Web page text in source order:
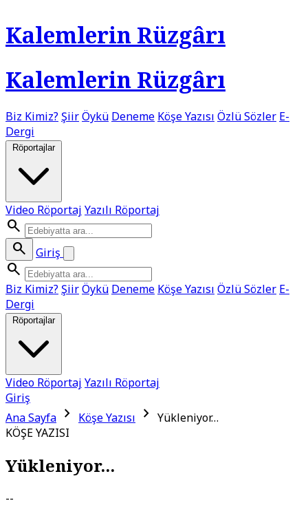
Kalemlerin Rüzgârı
Kalemlerin Rüzgârı
Biz Kimiz? ŞiirÖykü Deneme Köşe Yazısı Özlü Sözler E-
Dergi
Röportajlar
Video Röportaj Yazılı Röportaj
search
search
Giriş
search
Biz Kimiz? ŞiirÖykü Deneme Köşe Yazısı Özlü Sözler E-
Dergi
Röportajlar
Video Röportaj Yazılı Röportaj
Giriş
Ana Sayfa chevron_right Köşe Yazısı chevron_right Yükleniyor…
KÖŞE YAZISI
Yükleniyor...
--